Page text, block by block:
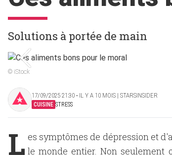
Solutions à portée de main
© iStock
17/09/2025 21:30 ‧ IL Y A 10 MOIS | STARSINSIDER
CUISINE STRESS
L es symptômes de dépression et
le monde entier. Non seulement